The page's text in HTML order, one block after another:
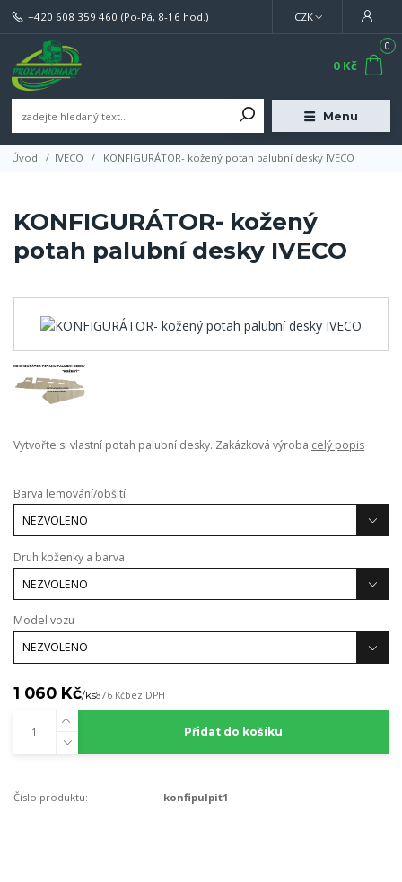
Menu
CZK
+420 608 359 460 (Po-Pá, 8-16 hod.)
0
0 Kč
Úvod IVECO KONFIGURÁTOR- kožený potah palubní desky IVECO
KONFIGURÁTOR- kožený
potah palubní desky IVECO
Vytvořte si vlastní potah palubní desky. Zakázková výroba celý popis
Barva lemování/obšití
Druh koženky a barva
Model vozu
1 060 Kč/ks876 Kčbez DPH
Přidat do košíku
Číslo produktu: konfipulpit1